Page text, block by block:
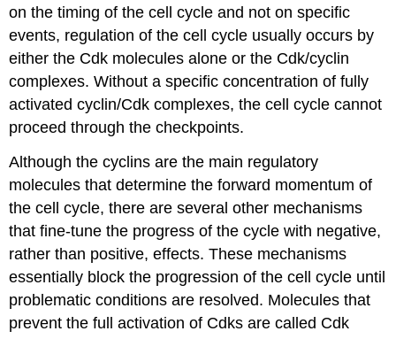
on the timing of the cell cycle and not on specific
events, regulation of the cell cycle usually occurs by
either the Cdk molecules alone or the Cdk/cyclin
complexes. Without a specific concentration of fully
activated cyclin/Cdk complexes, the cell cycle cannot
proceed through the checkpoints.
Although the cyclins are the main regulatory
molecules that determine the forward momentum of
the cell cycle, there are several other mechanisms
that fine-tune the progress of the cycle with negative,
rather than positive, effects. These mechanisms
essentially block the progression of the cell cycle until
problematic conditions are resolved. Molecules that
prevent the full activation of Cdks are called Cdk